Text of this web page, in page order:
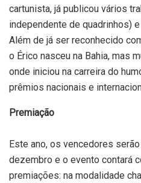
cartunista, já publicou vários
independente de quadrinhos)
Além de já ser reconhecido
o Érico nasceu na Bahia, mas
onde iniciou na carreira do
prêmios nacionais e
Premiação
Este ano, os vencedores
dezembro e o evento contará
premiações: na modalidade